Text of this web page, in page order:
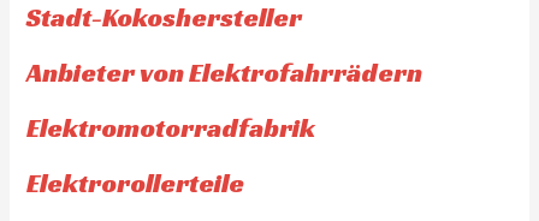
Stadt-Kokoshersteller
Anbieter von Elektrofahrrädern
Elektromotorradfabrik
Elektrorollerteile